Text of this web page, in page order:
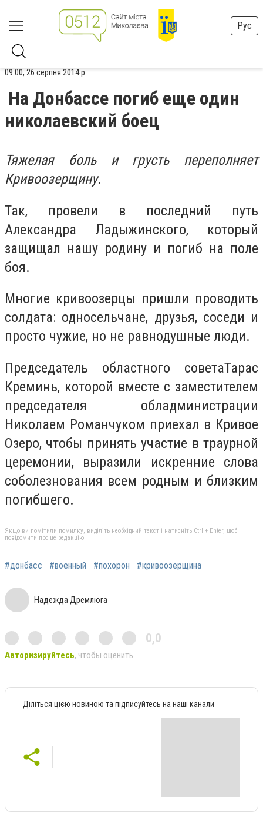
Рус
09:00, 26 серпня 2014 р.
На Донбассе погиб еще один
николаевский боец
Тяжелая боль и грусть переполняет
Кривоозерщину.
Так, провели в последний путь
Александра Ладыжинского, который
защищал нашу родину и погиб на поле
боя.
Многие кривоозерцы пришли проводить
солдата: односельчане, друзья, соседи и
просто чужие, но не равнодушные люди.
Председатель областного советаТарас
Креминь, которой вместе с заместителем
председателя обладминистрации
Николаем Романчуком приехал в Кривое
Озеро, чтобы принять участие в траурной
церемонии, выразили искренние слова
соболезнования всем родным и близким
погибшего.
Якщо ви помітили помилку, виділіть необхідний текст і натисніть Ctrl + Enter, щоб
повідомити про це редакцію
#донбасс #военный #похорон #кривоозерщина
Надежда Дремлюга
0,0
Авторизируйтесь, чтобы оценить
Діліться цією новиною та підписуйтесь на наші канали